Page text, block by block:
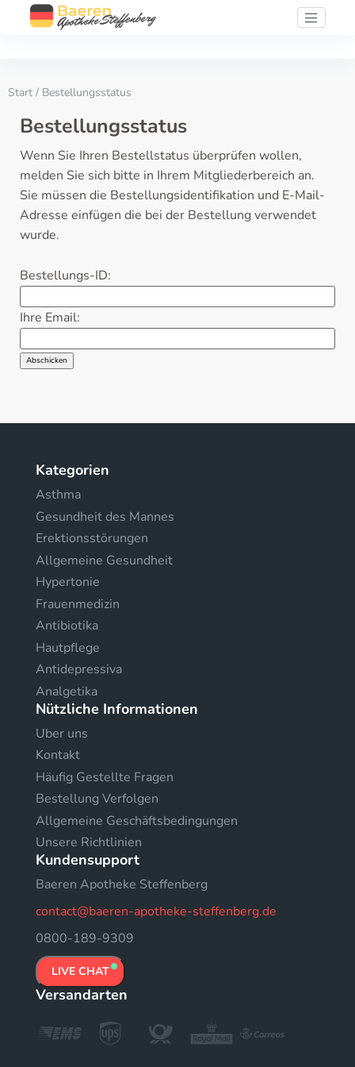
Start / Bestellungsstatus
Bestellungsstatus
Wenn Sie Ihren Bestellstatus überprüfen wollen,
melden Sie sich bitte in Ihrem Mitgliederbereich an.
Sie müssen die Bestellungsidentifikation und E-Mail-
Adresse einfügen die bei der Bestellung verwendet
wurde.
Bestellungs-ID:
Ihre Email:
Kategorien
Asthma
Gesundheit des Mannes
Erektionsstörungen
Allgemeine Gesundheit
Hypertonie
Frauenmedizin
Antibiotika
Hautpflege
Antidepressiva
Analgetika
Nützliche Informationen
Uber uns
Kontakt
Häufig Gestellte Fragen
Bestellung Verfolgen
Allgemeine Geschäftsbedingungen
Unsere Richtlinien
Kundensupport
Baeren Apotheke Steffenberg
contact@baeren-apotheke-steffenberg.de
0800-189-9309
LIVE CHAT
Versandarten